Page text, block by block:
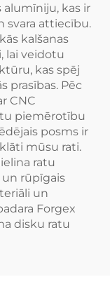
alumīniju, kas ir
svara attiecību.
kalšanas
lai veidotu
kas spēj
prasības. Pēc
CNC
piemērotību
posms ir
mūsu rati.
ratu
un rūpīgais
un
Forgex
disku ratu